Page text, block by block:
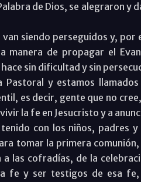
de Dios, se alegraron y
siendo perseguidos y, por
manera de propagar el
sin dificultad y sin
Pastoral y estamos
es decir, gente que no
la fe en Jesucristo y a
con los niños, padres
tomar la primera
a las cofradías, de la
fe y ser testigos de esa fe,